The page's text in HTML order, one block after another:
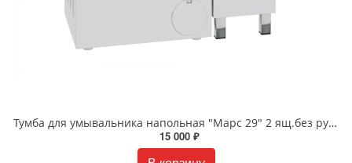
Тумба для умывальника напольная "Марс 29" 2 ящ.без ручек 700321 (ум. Юпитер 900*500 литой мрамор)НП
15 000 ₽